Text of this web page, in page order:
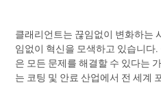
클래리언트는 끊임없이 변화하는
임없이 혁신을 모색하고 있습니다
은 모든 문제를 해결할 수 있다는
는 코팅 및 안료 산업에서 전 세계